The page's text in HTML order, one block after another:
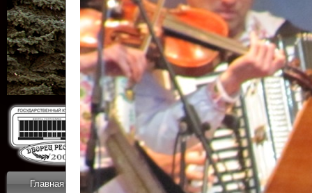
Главная Приветствие Коллективы Новости